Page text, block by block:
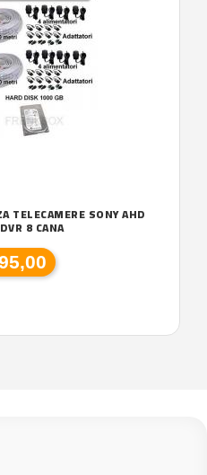
TELECAMERE SONY AHD
8 CANA